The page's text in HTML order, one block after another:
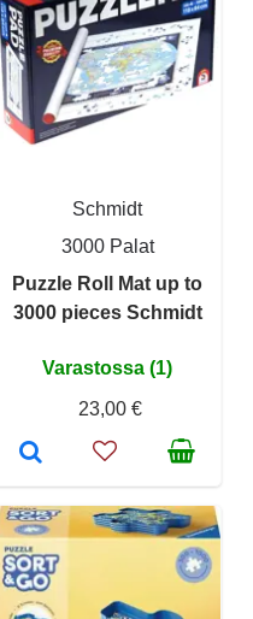
Schmidt
3000 Palat
Puzzle Roll Mat up to
3000 pieces Schmidt
Varastossa (1)
23,00 €